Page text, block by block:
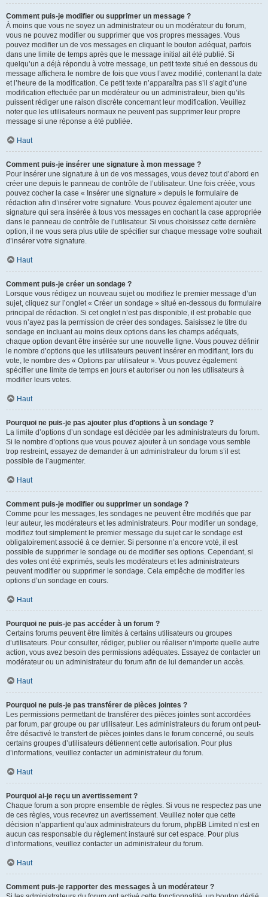
Comment puis-je modifier ou supprimer un message ?
À moins que vous ne soyez un administrateur ou un modérateur du forum,
vous ne pouvez modifier ou supprimer que vos propres messages. Vous
pouvez modifier un de vos messages en cliquant le bouton adéquat, parfois
dans une limite de temps après que le message initial ait été publié. Si
quelqu’un a déjà répondu à votre message, un petit texte situé en dessous du
message affichera le nombre de fois que vous l’avez modifié, contenant la date
et l’heure de la modification. Ce petit texte n’apparaîtra pas s’il s’agit d’une
modification effectuée par un modérateur ou un administrateur, bien qu’ils
puissent rédiger une raison discrète concernant leur modification. Veuillez
noter que les utilisateurs normaux ne peuvent pas supprimer leur propre
message si une réponse a été publiée.
Haut
Comment puis-je insérer une signature à mon message ?
Pour insérer une signature à un de vos messages, vous devez tout d’abord en
créer une depuis le panneau de contrôle de l’utilisateur. Une fois créée, vous
pouvez cocher la case « Insérer une signature » depuis le formulaire de
rédaction afin d’insérer votre signature. Vous pouvez également ajouter une
signature qui sera insérée à tous vos messages en cochant la case appropriée
dans le panneau de contrôle de l’utilisateur. Si vous choisissez cette dernière
option, il ne vous sera plus utile de spécifier sur chaque message votre souhait
d’insérer votre signature.
Haut
Comment puis-je créer un sondage ?
Lorsque vous rédigez un nouveau sujet ou modifiez le premier message d’un
sujet, cliquez sur l’onglet « Créer un sondage » situé en-dessous du formulaire
principal de rédaction. Si cet onglet n’est pas disponible, il est probable que
vous n’ayez pas la permission de créer des sondages. Saisissez le titre du
sondage en incluant au moins deux options dans les champs adéquats,
chaque option devant être insérée sur une nouvelle ligne. Vous pouvez définir
le nombre d’options que les utilisateurs peuvent insérer en modifiant, lors du
vote, le nombre des « Options par utilisateur ». Vous pouvez également
spécifier une limite de temps en jours et autoriser ou non les utilisateurs à
modifier leurs votes.
Haut
Pourquoi ne puis-je pas ajouter plus d’options à un sondage ?
La limite d’options d’un sondage est décidée par les administrateurs du forum.
Si le nombre d’options que vous pouvez ajouter à un sondage vous semble
trop restreint, essayez de demander à un administrateur du forum s’il est
possible de l’augmenter.
Haut
Comment puis-je modifier ou supprimer un sondage ?
Comme pour les messages, les sondages ne peuvent être modifiés que par
leur auteur, les modérateurs et les administrateurs. Pour modifier un sondage,
modifiez tout simplement le premier message du sujet car le sondage est
obligatoirement associé à ce dernier. Si personne n’a encore voté, il est
possible de supprimer le sondage ou de modifier ses options. Cependant, si
des votes ont été exprimés, seuls les modérateurs et les administrateurs
peuvent modifier ou supprimer le sondage. Cela empêche de modifier les
options d’un sondage en cours.
Haut
Pourquoi ne puis-je pas accéder à un forum ?
Certains forums peuvent être limités à certains utilisateurs ou groupes
d’utilisateurs. Pour consulter, rédiger, publier ou réaliser n’importe quelle autre
action, vous avez besoin des permissions adéquates. Essayez de contacter un
modérateur ou un administrateur du forum afin de lui demander un accès.
Haut
Pourquoi ne puis-je pas transférer de pièces jointes ?
Les permissions permettant de transférer des pièces jointes sont accordées
par forum, par groupe ou par utilisateur. Les administrateurs du forum ont peut-
être désactivé le transfert de pièces jointes dans le forum concerné, ou seuls
certains groupes d’utilisateurs détiennent cette autorisation. Pour plus
d’informations, veuillez contacter un administrateur du forum.
Haut
Pourquoi ai-je reçu un avertissement ?
Chaque forum a son propre ensemble de règles. Si vous ne respectez pas une
de ces règles, vous recevrez un avertissement. Veuillez noter que cette
décision n’appartient qu’aux administrateurs du forum, phpBB Limited n’est en
aucun cas responsable du règlement instauré sur cet espace. Pour plus
d’informations, veuillez contacter un administrateur du forum.
Haut
Comment puis-je rapporter des messages à un modérateur ?